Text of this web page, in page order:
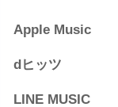
Apple Music
dヒッツ
LINE MUSIC